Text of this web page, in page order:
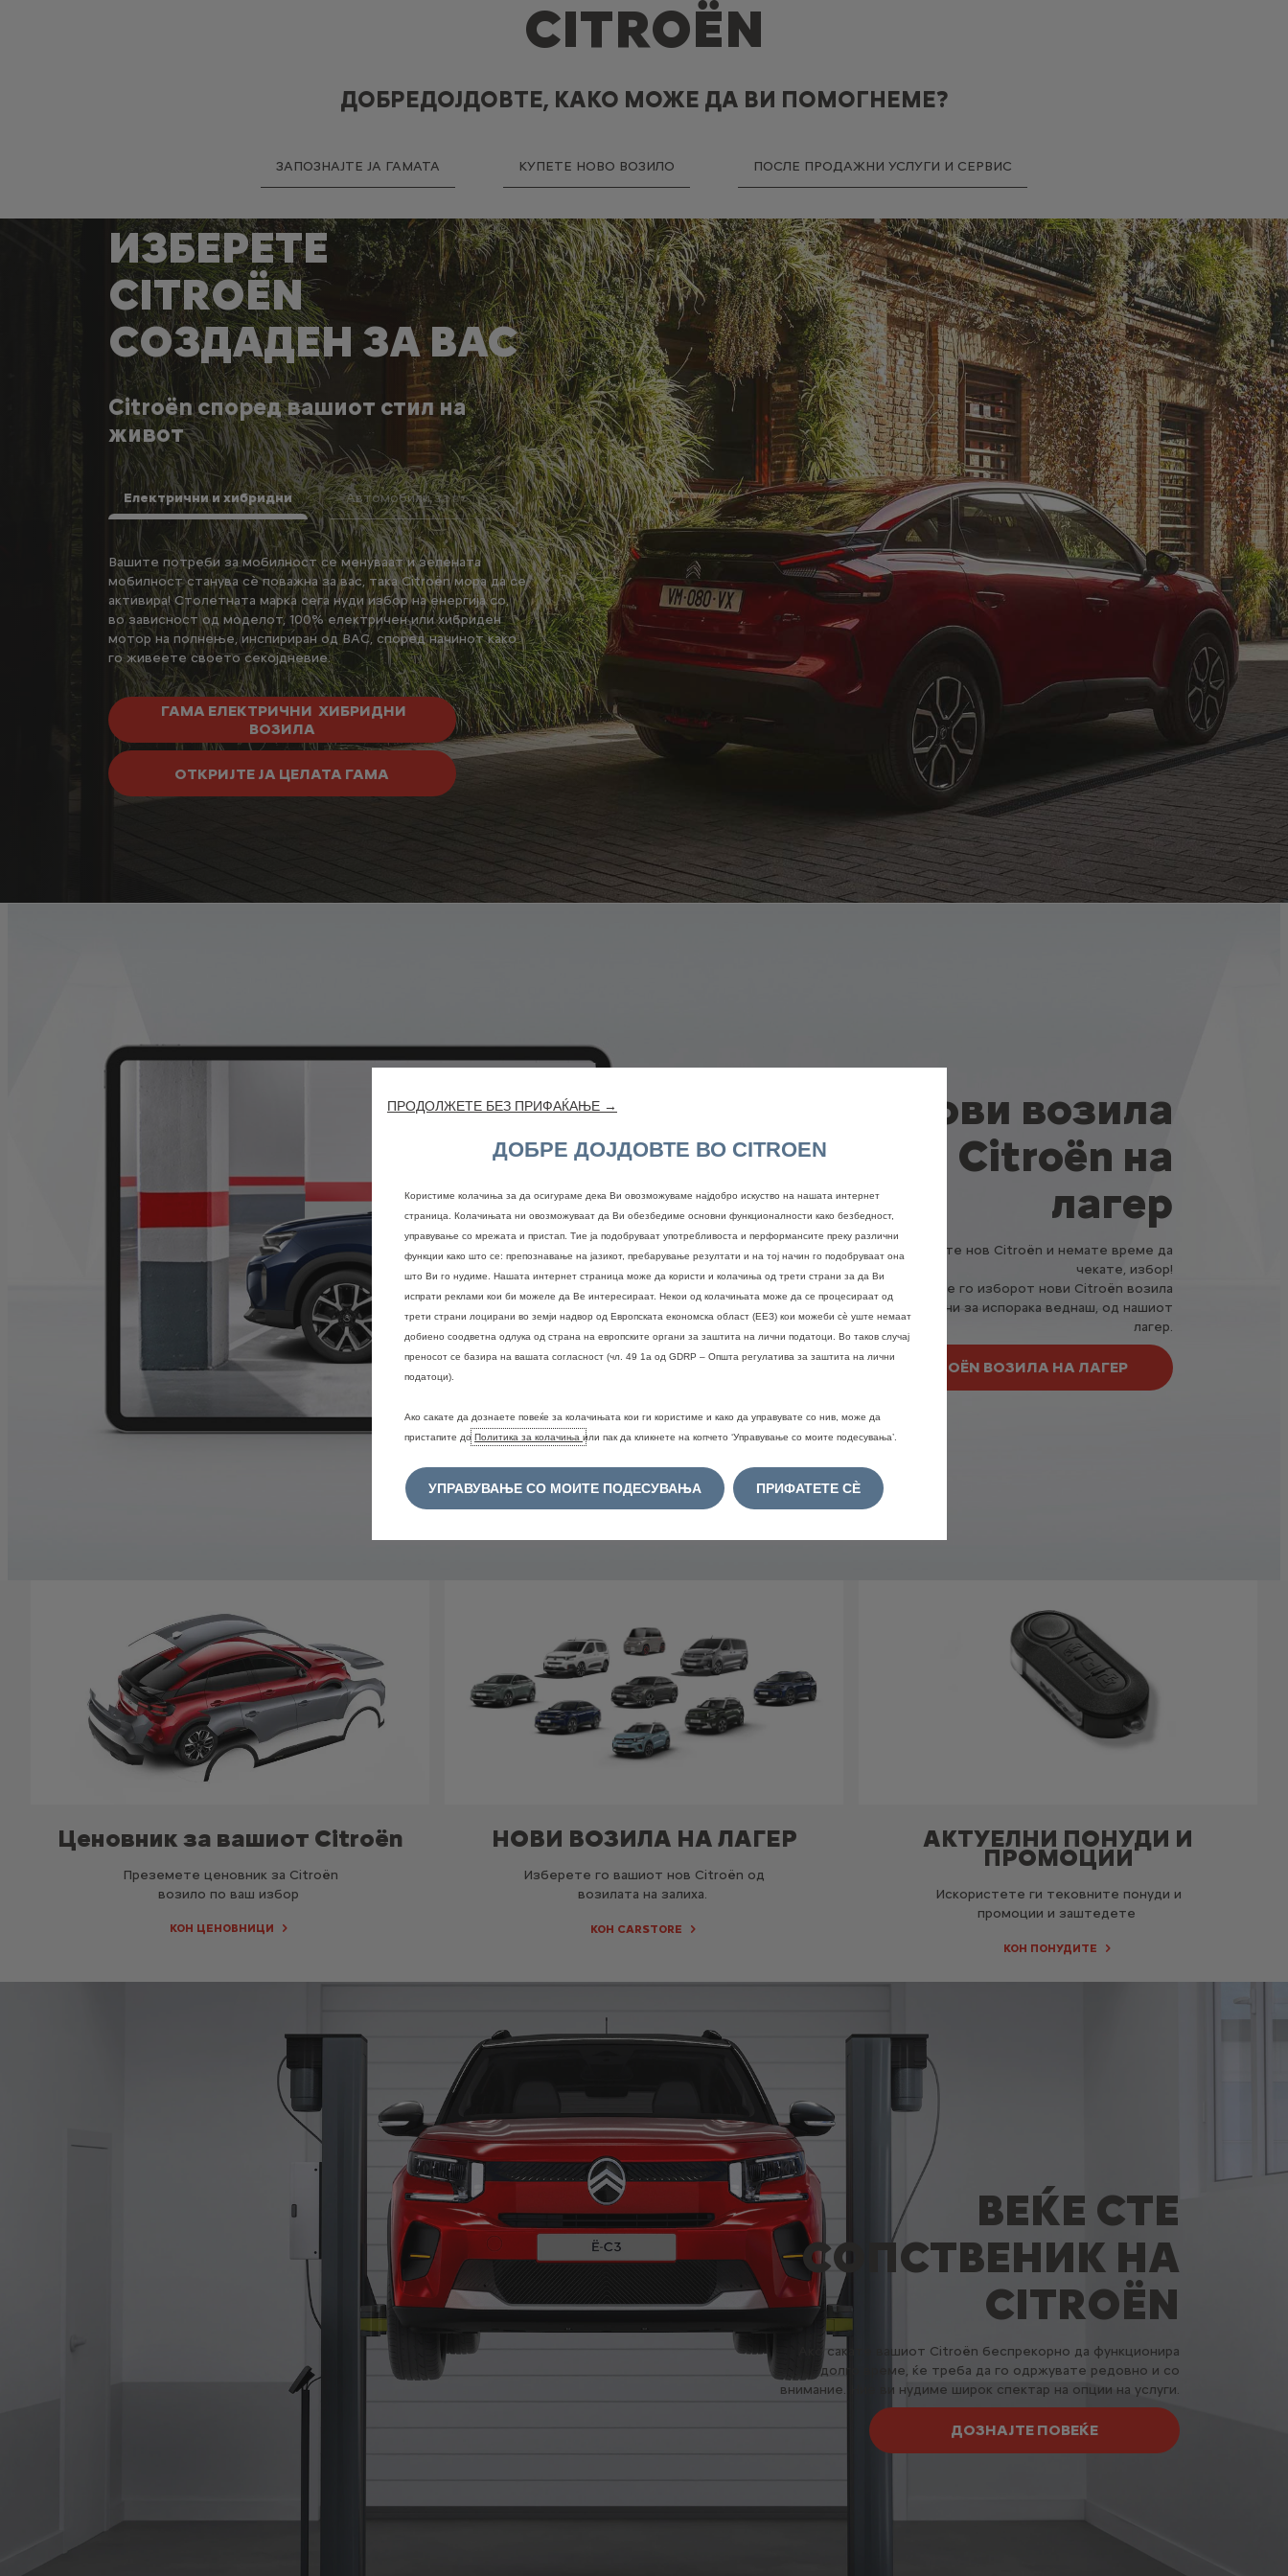
CITROËN
ДОБРЕДОЈДОВТЕ, КАКО МОЖЕ ДА ВИ ПОМОГНЕМЕ?
ЗАПОЗНАЈТЕ ЈА ГАМАТА КУПЕТЕ НОВО ВОЗИЛО ПОСЛЕ ПРОДАЖНИ УСЛУГИ И СЕРВИС
ИЗБЕРЕТЕ
CITROËN
СОЗДАДЕН ЗА ВАС
Citroën според вашиот стил на
живот
Вашите потреби за мобилност се менуваат и зелената
мобилност станува сѐ поважна за вас, така Citroën мора да се
активира! Столетната марка сега нуди избор на енергија со,
во зависност од моделот, 100% електричен или хибриден
мотор на полнење, инспириран од ВАС, според начинот како
го живеете своето секојдневие.
ГАМА ЕЛЕКТРИЧНИ ХИБРИДНИ
ВОЗИЛА
ОТКРИЈТЕ ЈА ЦЕЛАТА ГАМА
Можеби сте жител на градот, што бара мал стилски
автомобил кој најмногу ќе одговара за во град.
ГАМА АВТОМОБИЛИ ЗА ВО ГРАД
ОТКРИЈТА ЈА ЦЕЛАТА ГАМА
Во градот или надвор од него, сами или со
уживајте во сета разновидност и комфор на
лимузини во гамата на Citroën.
ОТКРИЈТА ЈА ЦЕЛАТА ГАМА
Електрични и хибридни Автомобили за во град Лимузини SUV Бизнис Комерцијални
СЛЕДНО
Нови возила
Citroën на
лагер
Ако барате нов Citroën и немате време да
чекате, избор!
Погледнете го изборот нови Citroën возила
достапни за испорака веднаш, од нашиот
лагер.
CITROËN ВОЗИЛА НА ЛАГЕР
Ценовник за вашиот Citroën
Преземете ценовник за Citroën
возило по ваш избор
КОН ЦЕНОВНИЦИ
НОВИ ВОЗИЛА НА ЛАГЕР
Изберете го вашиот нов Citroën од
возилата на залиха.
КОН CARSTORE
АКТУЕЛНИ ПОНУДИ И
ПРОМОЦИИ
Искористете ги тековните понуди и
промоции и заштедете
КОН ПОНУДИТЕ
ВЕЌЕ СТЕ
СОПСТВЕНИК НА
CITROËN
Ако сакате вашиот Citroën беспрекорно да функционира
долго време, ќе треба да го одржувате редовно и со
внимание. Ние ви нудиме широк спектар на опции на услуги.
ДОЗНАЈТЕ ПОВЕЌЕ
ПРОДОЛЖЕТЕ БЕЗ ПРИФАЌАЊЕ →
ДОБРЕ ДОЈДОВТЕ ВО CITROEN
Користиме колачиња за да осигураме дека Ви овозможуваме најдобро искуство на нашата интернет
страница. Колачињата ни овозможуваат да Ви обезбедиме основни функционалности како безбедност,
управување со мрежата и пристап. Тие ја подобруваат употребливоста и перформансите преку различни
функции како што се: препознавање на јазикот, пребарување резултати и на тој начин го подобруваат она
што Ви го нудиме. Нашата интернет страница може да користи и колачиња од трети страни за да Ви
испрати реклами кои би можеле да Ве интересираат. Некои од колачињата може да се процесираат од
трети страни лоцирани во земји надвор од Европската економска област (ЕЕЗ) кои можеби сѐ уште немаат
добиено соодветна одлука од страна на европските органи за заштита на лични податоци. Во таков случај
преносот се базира на вашата согласност (чл. 49 1а од GDRP – Општа регулатива за заштита на лични
податоци).
Ако сакате да дознаете повеќе за колачињата кои ги користиме и како да управувате со нив, може да
пристапите до Политика за колачиња или пак да кликнете на копчето ‘Управување со моите подесувања’.
УПРАВУВАЊЕ СО МОИТЕ ПОДЕСУВАЊА ПРИФАТЕТЕ СÈ